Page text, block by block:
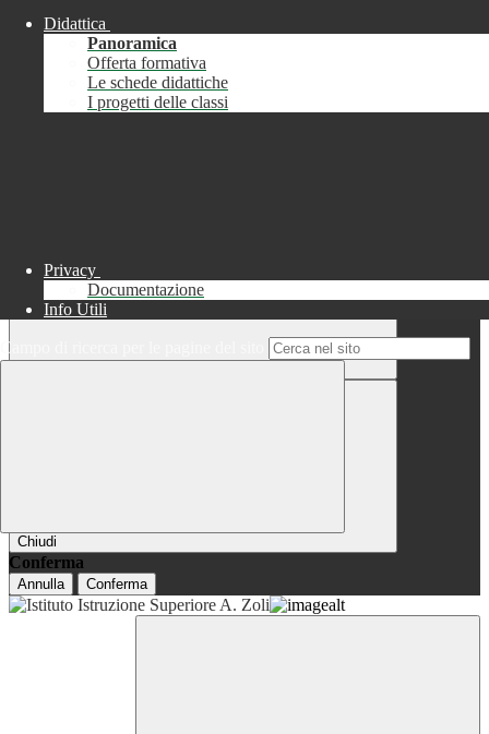
Chiudi
Informazione
Chiudi
Conferma
Annulla Conferma
Didattica
Panoramica
Offerta formativa
Le schede didattiche
I progetti delle classi
Privacy
Documentazione
Info Utili
Campo di ricerca per le pagine del sito